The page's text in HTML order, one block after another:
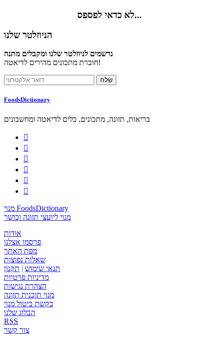
לא כדאי לפספס...
הניוזלטר שלנו
נרשמים לניוזלטר שלנו ומקבלים מתנה
חוברת מתכונים מהירים לדיאטה!
FoodsDictionary
בריאות, תזונה, מתכונים, כלים לדיאטה ומחשבונים






מנוי FoodsDictionary
מנוי ליועצי תזונה וכושר
אודות
פרסמו אצלנו
מפת האתר
שאלות נפוצות
תנאי שימוש | תקנון
מדיניות פרטיות
הצהרת נגישות
מנוי תוכנית תזונה
בקשת ביטול מנוי
הבלוג שלנו
RSS
צור קשר